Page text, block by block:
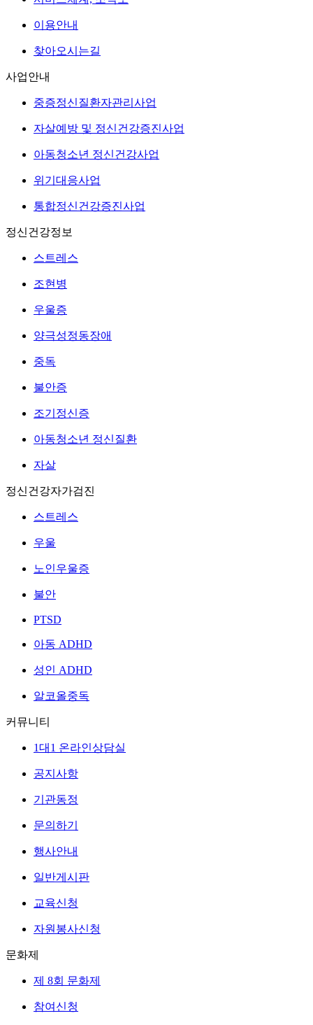
이용안내
찾아오시는길
사업안내
중증정신질환자관리사업
자살예방 및 정신건강증진사업
아동청소년 정신건강사업
위기대응사업
통합정신건강증진사업
정신건강정보
스트레스
조현병
우울증
양극성정동장애
중독
불안증
조기정신증
아동청소년 정신질환
자살
정신건강자가검진
스트레스
우울
노인우울증
불안
PTSD
아동 ADHD
성인 ADHD
알코올중독
커뮤니티
1대1 온라인상담실
공지사항
기관동정
문의하기
행사안내
일반게시판
교육신청
자원봉사신청
문화제
제 8회 문화제
참여신청